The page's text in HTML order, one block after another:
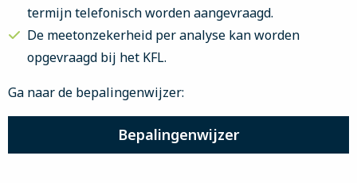
termijn telefonisch worden aangevraagd.
De meetonzekerheid per analyse kan worden
opgevraagd bij het KFL.
Ga naar de bepalingenwijzer:
Bepalingenwijzer